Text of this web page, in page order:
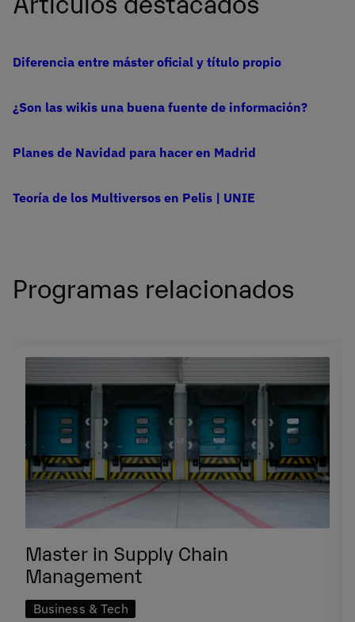
Diferencia entre máster oficial y título propio
¿Son las wikis una buena fuente de información?
Planes de Navidad para hacer en Madrid
Teoría de los Multiversos en Pelis | UNIE
Programas relacionados
Master in Supply Chain
Management
Business & Tech